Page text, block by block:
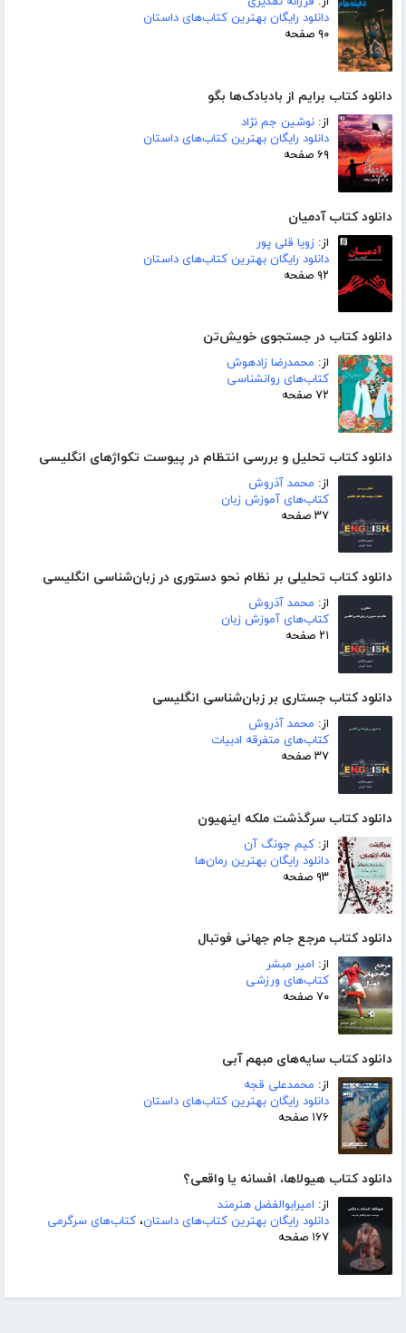
دانلود رایگان بهترین کتاب‌های داستان
۹۰ صفحه
دانلود کتاب برایم از بادبادک‌ها بگو
از: نوشین جم نژاد
دانلود رایگان بهترین کتاب‌های داستان
۶۹ صفحه
دانلود کتاب آدمیان
از: زویا قلی پور
دانلود رایگان بهترین کتاب‌های داستان
۹۲ صفحه
دانلود کتاب در جستجوی خویش‌تن
از: محمدرضا زادهوش
کتاب‌های روانشناسی
۷۲ صفحه
دانلود کتاب تحلیل و بررسی انتظام در پیوست تکواژهای انگلیسی
از: محمد آذروش
کتاب‌های آموزش زبان
۳۷ صفحه
دانلود کتاب تحلیلی بر نظام نحو دستوری در زبان‌شناسی انگلیسی
از: محمد آذروش
کتاب‌های آموزش زبان
۲۱ صفحه
دانلود کتاب جستاری بر زبان‌شناسی انگلیسی
از: محمد آذروش
کتاب‌های متفرقه ادبیات
۳۷ صفحه
دانلود کتاب سرگذشت ملکه اینهیون
از: کیم جونگ آن
دانلود رایگان بهترین رمان‌ها
۹۳ صفحه
دانلود کتاب مرجع جام جهانی فوتبال
از: امیر مبشر
کتاب‌های ورزشی
۷۰ صفحه
دانلود کتاب سایه‌های مبهم آبی
از: محمدعلی قجه
دانلود رایگان بهترین کتاب‌های داستان
۱۷۶ صفحه
دانلود کتاب هیولاها، افسانه یا واقعی؟
از: امیرابوالفضل هنرمند
دانلود رایگان بهترین کتاب‌های داستان، کتاب‌های سرگرمی
۱۶۷ صفحه